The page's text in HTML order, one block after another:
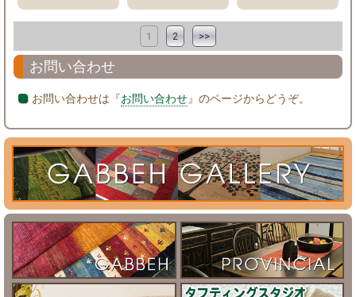
1 2 >>
お問い合わせ
お問い合わせは『お問い合わせ』のページからどうぞ。